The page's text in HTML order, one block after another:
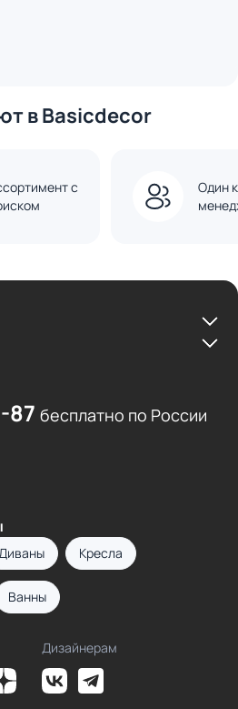
в Basicdecor
с
Один
87 бесплатно по России
Кресла
Ванны
Дизайнерам